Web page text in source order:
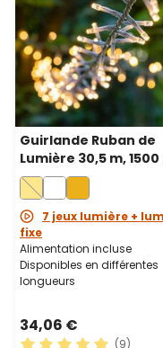
Guirlande Ruban de
Lumière 30,5 m,
blanc chaud, câble
transparent
7 jeux lumière +
fixe
Alimentation incluse
Disponibles en différentes
longueurs
34,06 €
(9)